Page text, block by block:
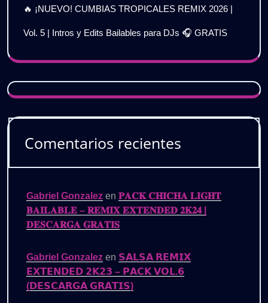
🔥 ¡NUEVO! CUMBIAS TROPICALES REMIX 2026 |
Vol. 5 | Intros y Edits Bailables para DJs 🎧 GRATIS
Comentarios recientes
Gabriel Gonzalez en 𝐏𝐀𝐂𝐊 𝐂𝐇𝐈𝐂𝐇𝐀 𝐋𝐈𝐆𝐇𝐓
𝐁𝐀𝐈𝐋𝐀𝐁𝐋𝐄 – 𝐑𝐄𝐌𝐈𝐗 𝐄𝐗𝐓𝐄𝐍𝐃𝐄𝐃 𝟐𝐊𝟐𝟒 |
𝐃𝐄𝐒𝐂𝐀𝐑𝐆𝐀 𝐆𝐑𝐀𝐓𝐈𝐒
Gabriel Gonzalez en 𝗦𝗔𝗟𝗦𝗔 𝗥𝗘𝗠𝗜𝗫
𝗘𝗫𝗧𝗘𝗡𝗗𝗘𝗗 𝟮𝗞𝟮𝟯 – 𝗣𝗔𝗖𝗞 𝗩𝗢𝗟.𝟲
(𝗗𝗘𝗦𝗖𝗔𝗥𝗚𝗔 𝗚𝗥𝗔𝗧𝗜𝗦)